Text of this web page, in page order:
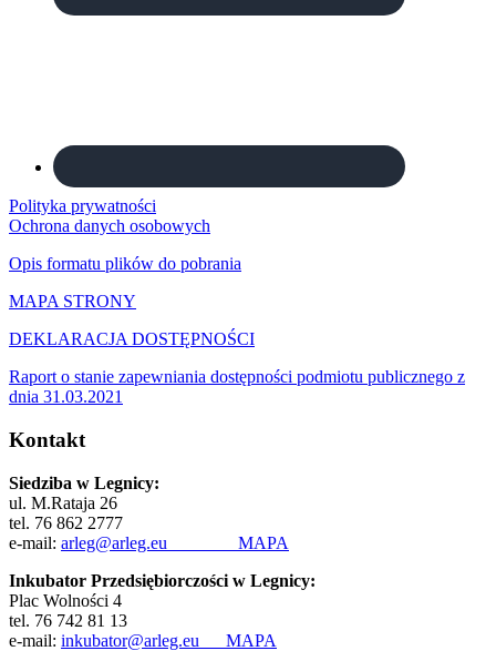
Polityka prywatności
Ochrona danych osobowych
Opis formatu plików do pobrania
MAPA STRONY
DEKLARACJA DOSTĘPNOŚCI
Raport o stanie zapewniania dostępności podmiotu publicznego z
dnia 31.03.2021
Kontakt
Siedziba w Legnicy:
ul. M.Rataja 26
tel. 76 862 2777
e-mail: arleg@arleg.eu MAPA
Inkubator Przedsiębiorczości w Legnicy:
Plac Wolności 4
tel. 76 742 81 13
e-mail: inkubator@arleg.eu MAPA